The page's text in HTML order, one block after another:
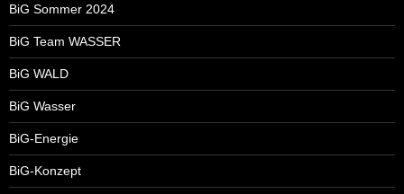
BiG Sommer 2024
BiG Team WASSER
BiG WALD
BiG Wasser
BiG-Energie
BiG-Konzept